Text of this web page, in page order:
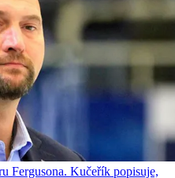
Fergusona. Kučeřík popisuje,